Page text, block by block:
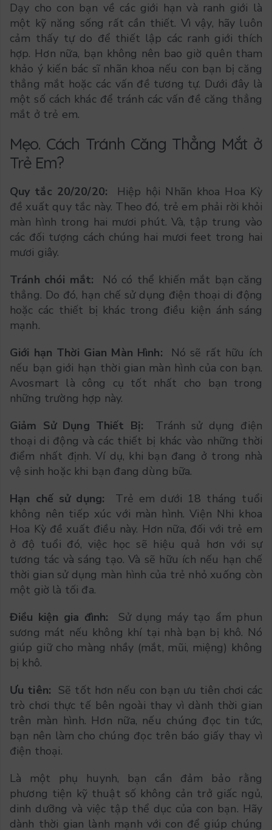
Dạy cho con bạn về các giới hạn và ranh giới là
một kỹ năng sống rất cần thiết. Vì vậy, hãy luôn
cảm thấy tự do để thiết lập các ranh giới thích
hợp. Hơn nữa, bạn không nên bao giờ quên tham
khảo ý kiến bác sĩ nhãn khoa nếu con bạn bị căng
thẳng mắt hoặc các vấn đề tương tự. Dưới đây là
một số cách khác để tránh các vấn đề căng thẳng
mắt ở trẻ em.
Mẹo. Cách Tránh Căng Thẳng Mắt ở
Trẻ Em?
Quy tắc 20/20/20: Hiệp hội Nhãn khoa Hoa Kỳ
đề xuất quy tắc này. Theo đó, trẻ em phải rời khỏi
màn hình trong hai mươi phút. Và, tập trung vào
các đối tượng cách chúng hai mươi feet trong hai
mươi giây.
Tránh chói mắt: Nó có thể khiến mắt bạn căng
thẳng. Do đó, hạn chế sử dụng điện thoại di động
hoặc các thiết bị khác trong điều kiện ánh sáng
mạnh.
Giới hạn Thời Gian Màn Hình: Nó sẽ rất hữu ích
nếu bạn giới hạn thời gian màn hình của con bạn.
Avosmart là công cụ tốt nhất cho bạn trong
những trường hợp này.
Giảm Sử Dụng Thiết Bị:
Tránh sử dụng điện
thoại di động và các thiết bị khác vào những thời
điểm nhất định. Ví dụ, khi bạn đang ở trong nhà
vệ sinh hoặc khi bạn đang dùng bữa.
Hạn chế sử dụng: Trẻ em dưới 18 tháng tuổi
không nên tiếp xúc với màn hình. Viện Nhi khoa
Hoa Kỳ đề xuất điều này. Hơn nữa, đối với trẻ em
ở độ tuổi đó, việc học sẽ hiệu quả hơn với sự
tương tác và sáng tạo. Và sẽ hữu ích nếu hạn chế
thời gian sử dụng màn hình của trẻ nhỏ xuống còn
một giờ là tối đa.
Điều kiện gia đình: Sử dụng máy tạo ẩm phun
sương mát nếu không khí tại nhà bạn bị khô. Nó
giúp giữ cho màng nhầy (mắt, mũi, miệng) không
bị khô.
Ưu tiên: Sẽ tốt hơn nếu con bạn ưu tiên chơi các
trò chơi thực tế bên ngoài thay vì dành thời gian
trên màn hình. Hơn nữa, nếu chúng đọc tin tức,
bạn nên làm cho chúng đọc trên báo giấy thay vì
điện thoại.
Là một phụ huynh, bạn cần đảm bảo rằng
phương tiện kỹ thuật số không cản trở giấc ngủ,
dinh dưỡng và việc tập thể dục của con bạn. Hãy
dành thời gian lành mạnh với con để giúp chúng